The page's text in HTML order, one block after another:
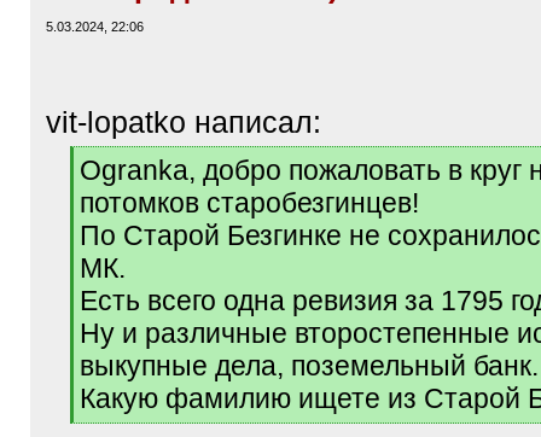
5.03.2024, 22:06
vit-lopatko написал:
[
q
Ogranka, добро пожаловать в круг
потомков старобезгинцев!
По Старой Безгинке не
МК.
Есть всего одна ревизия за 1795
Ну и различные второстепенные
выкупные дела, поземельный
Какую фамилию ищете из Старой
[